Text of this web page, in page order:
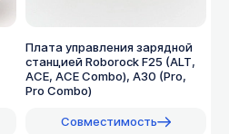
Плата управления зарядной
станцией Roborock F25 (ALT,
ACE, ACE Combo), A30 (Pro,
Pro Combo)
Совместимость